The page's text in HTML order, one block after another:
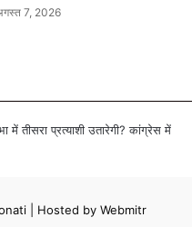
7, 2026
में तीसरा प्रत्याशी उतारेगी? कांग्रेस में
| Hosted by Webmitr